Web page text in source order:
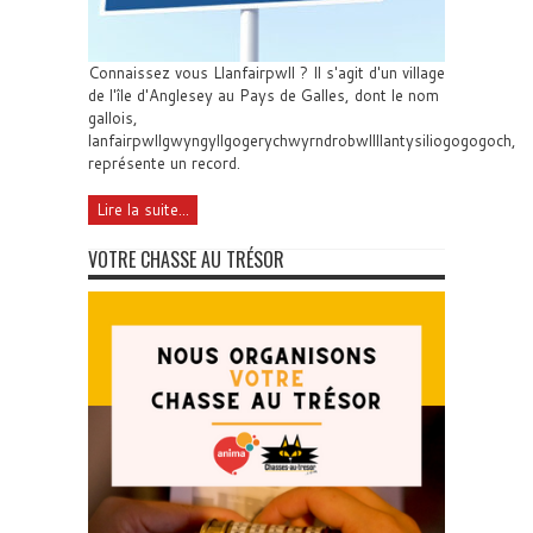
Connaissez vous Llanfairpwll ? Il s'agit d'un village
de l'île d'Anglesey au Pays de Galles, dont le nom
gallois,
lanfairpwllgwyngyllgogerychwyrndrobwllllantysiliogogogoch,
représente un record.
Lire la suite...
VOTRE CHASSE AU TRÉSOR